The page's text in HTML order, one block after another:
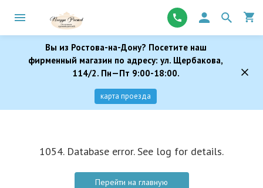
Вы из Ростова-на-Дону? Посетите наш
фирменный магазин по адресу: ул. Щербакова,
114/2. Пн—Пт 9:00-18:00.
карта проезда
1054. Database error. See log for details.
Перейти на главную